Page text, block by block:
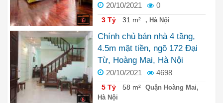
6
20/10/2021 0
3 Tỷ 31 m² , Hà Nội
6
Chính chủ bán nhà 4 tầng,
4.5m mặt tiền, ngõ 172 Đại
Từ, Hoàng Mai, Hà Nội
20/10/2021 4698
5 Tỷ 58 m²
Quận Hoàng Mai,
Hà Nội